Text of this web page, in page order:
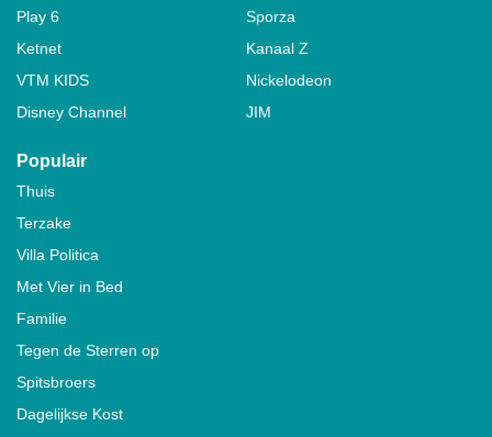
Play 6
Sporza
Ketnet
Kanaal Z
VTM KIDS
Nickelodeon
Disney Channel
JIM
Populair
Thuis
Terzake
Villa Politica
Met Vier in Bed
Familie
Tegen de Sterren op
Spitsbroers
Dagelijkse Kost